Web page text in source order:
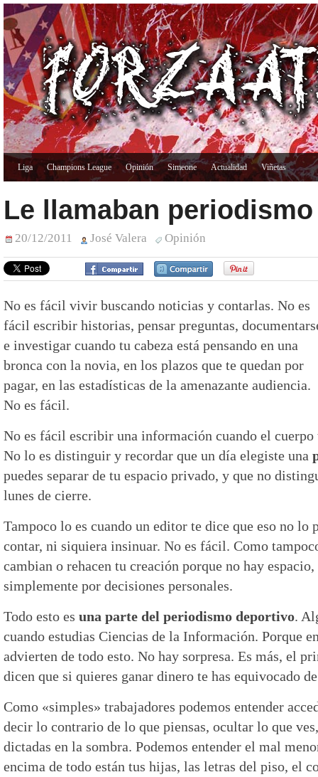
Liga Champions League Opinión Simeone Actualidad Viñetas
Le llamaban periodismo
20/12/2011 José Valera Opinión
No es fácil vivir buscando noticias y contarlas. No es
fácil escribir historias, pensar preguntas,
e investigar cuando tu cabeza está pensando en una
bronca con la novia, en los plazos que te quedan por
pagar, en las estadísticas de la amenazante audiencia.
No es fácil.
No es fácil escribir una información cuando el
No lo es distinguir y recordar que un día elegiste una
puedes separar de tu espacio privado, y que no
lunes de cierre.
Tampoco lo es cuando un editor te dice que eso no lo
contar, ni siquiera insinuar. No es fácil. Como
cambian o rehacen tu creación porque no hay
simplemente por decisiones personales.
Todo esto es una parte del periodismo deportivo.
cuando estudias Ciencias de la Información. Porque
advierten de todo esto. No hay sorpresa. Es más, el
dicen que si quieres ganar dinero te has equivocado
Como «simples» trabajadores podemos entender
decir lo contrario de lo que piensas, ocultar lo que
dictadas en la sombra. Podemos entender el mal
encima de todo están tus hijas, las letras del piso, el